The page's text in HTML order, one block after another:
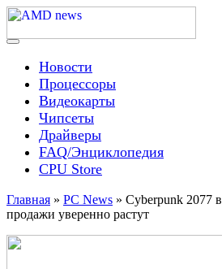
Skip
content
AMD news
Menu
Новости
Процессоры
Видеокарты
Чипсеты
Драйверы
FAQ/Энциклопедия
CPU Store
Главная » PC News » Cyberpunk 2077
продажи уверенно растут